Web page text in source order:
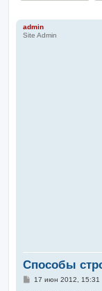
admin
Site Admin
Способы
С17 июн 2012, 15:31